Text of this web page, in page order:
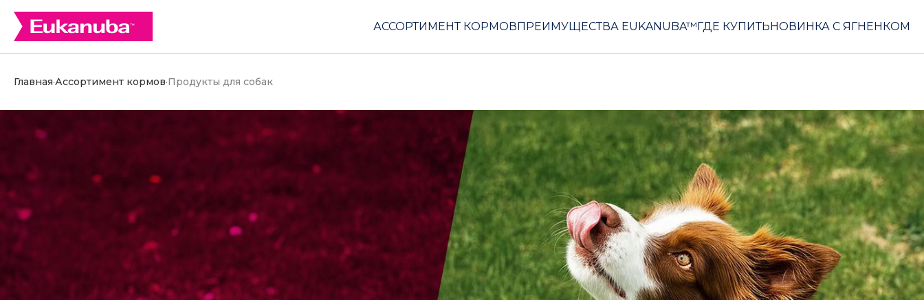
АССОРТИМЕНТ КОРМОВПРЕИМУЩЕСТВА EUKANUBA™ГДЕ КУПИТЬНОВИНКА С ЯГНЕНКОМ
Главная·Ассортимент кормов·Продукты для собак